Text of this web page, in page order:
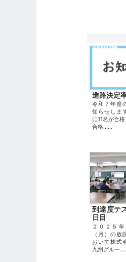
進路決定
令和７年度
知らせしま
に11名が合
合格...…
到達度テ
日目
２０２５
（月）の放
おいて株式
九州グルー